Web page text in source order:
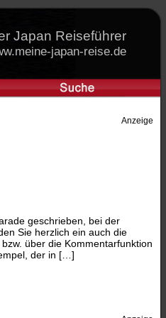
Japan Reiseführer
japan-reise.de
Anzeige
geschrieben, bei der
Sie herzlich ein auch die
über die Kommentarfunktion
der in […]